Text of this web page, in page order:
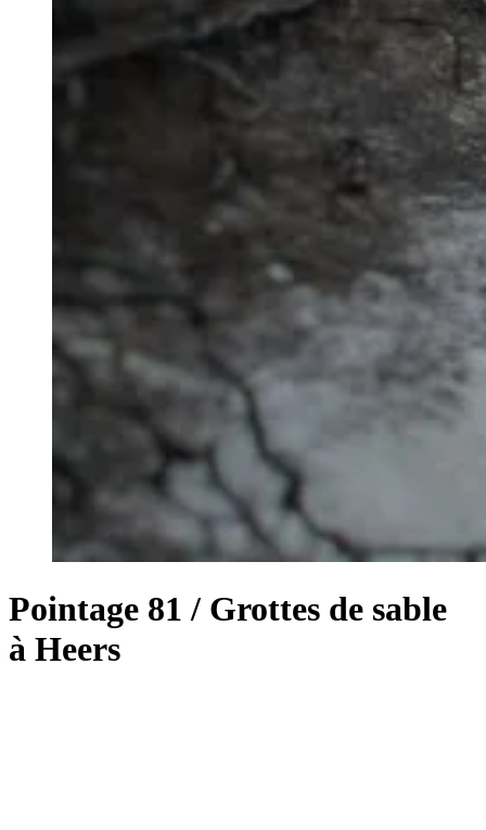
Pointage 81 / Grottes de sable
à Heers